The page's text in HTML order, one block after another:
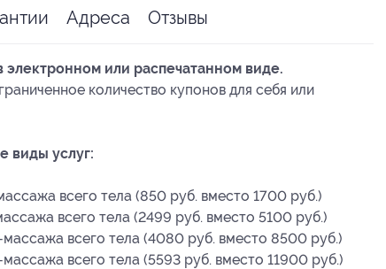
Адреса Отзывы
или распечатанном виде.
количество купонов для себя или
виды услуг:
всего тела (850 руб. вместо 1700 руб.)
всего тела (2499 руб. вместо 5100 руб.)
всего тела (4080 руб. вместо 8500 руб.)
всего тела (5593 руб. вместо 11900 руб.)